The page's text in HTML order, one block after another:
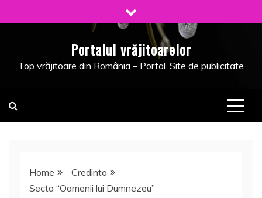
to
Portalul vrăjitoarelor
Top vrăjitoare din România – Portal. Site de publicitate
Home
Credinta
Secta “Oamenii lui Dumnezeu”